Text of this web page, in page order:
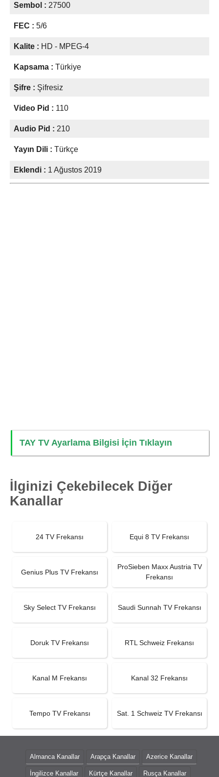
Sembol : 27500
FEC : 5/6
Kalite : HD - MPEG-4
Kapsama : Türkiye
Şifre : Şifresiz
Video Pid : 110
Audio Pid : 210
Yayın Dili : Türkçe
Eklendi : 1 Ağustos 2019
TAY TV Ayarlama Bilgisi İçin Tıklayın
İlginizi Çekebilecek Diğer
Kanallar
24 TV Frekansı Equi 8 TV Frekansı
Genius Plus TV Frekansı
ProSieben Maxx Austria TV
Frekansı
Sky Select TV Frekansı Saudi Sunnah TV Frekansı
Doruk TV Frekansı RTL Schweiz Frekansı
Kanal M Frekansı Kanal 32 Frekansı
Tempo TV Frekansı Sat. 1 Schweiz TV Frekansı
Almanca Kanallar Arapça Kanallar Azerice Kanallar
İngilizce Kanallar Kürtçe Kanallar Rusça Kanallar